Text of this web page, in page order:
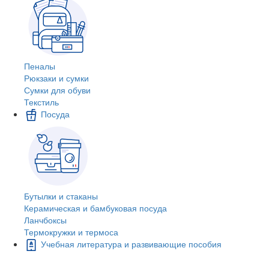
Пеналы
Рюкзаки и сумки
Сумки для обуви
Текстиль
Посуда
Бутылки и стаканы
Керамическая и бамбуковая посуда
Ланчбоксы
Термокружки и термоса
Учебная литература и развивающие пособия